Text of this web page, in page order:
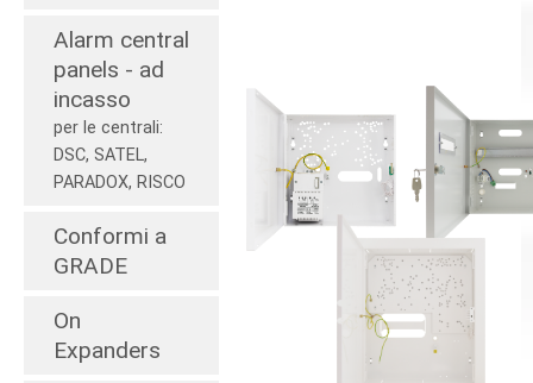
Alarm central
panels - ad
incasso
per le centrali:
DSC, SATEL,
PARADOX, RISCO
Conformi a
GRADE
On
Expanders